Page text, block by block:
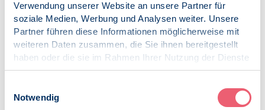
Verwendung unserer Website an unsere Partner für
soziale Medien, Werbung und Analysen weiter. Unsere
Partner führen diese Informationen möglicherweise mit
weiteren Daten zusammen, die Sie ihnen bereitgestellt
haben oder die sie im Rahmen Ihrer Nutzung der Dienste
gesammelt haben.
Notwendig
Beginn: 16:15
Ende: 17:30
Kontakt
BDP-Vorstand und -Team
info@bdp-verband.de
Haus der Psychologie